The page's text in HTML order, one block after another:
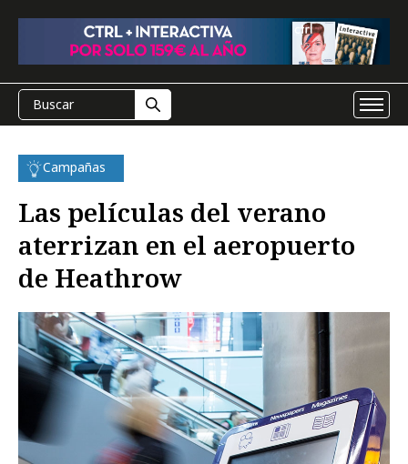
Campañas
Las películas del verano
aterrizan en el aeropuerto
de Heathrow